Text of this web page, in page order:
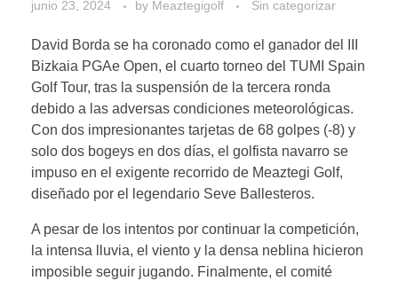
junio 23, 2024 by Meaztegigolf Sin categorizar
David Borda se ha coronado como el ganador del III
Bizkaia PGAe Open, el cuarto torneo del TUMI Spain
Golf Tour, tras la suspensión de la tercera ronda
debido a las adversas condiciones meteorológicas.
Con dos impresionantes tarjetas de 68 golpes (-8) y
solo dos bogeys en dos días, el golfista navarro se
impuso en el exigente recorrido de Meaztegi Golf,
diseñado por el legendario Seve Ballesteros.
A pesar de los intentos por continuar la competición,
la intensa lluvia, el viento y la densa neblina hicieron
imposible seguir jugando. Finalmente, el comité